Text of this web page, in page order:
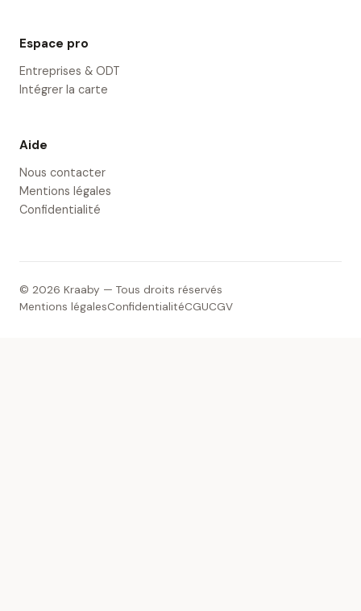
Espace pro
Entreprises & ODT
Intégrer la carte
Aide
Nous contacter
Mentions légales
Confidentialité
© 2026 Kraaby — Tous droits réservés
Mentions légalesConfidentialitéCGUCGV